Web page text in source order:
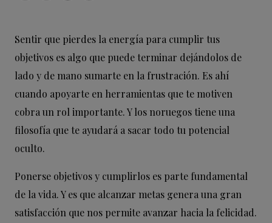
Sentir que pierdes la energía para cumplir tus
objetivos es algo que puede terminar dejándolos de
lado y de mano sumarte en la frustración. Es ahí
cuando apoyarte en herramientas que te motiven
cobra un rol importante. Y los noruegos tiene una
filosofía que te ayudará a sacar todo tu potencial
oculto.
Ponerse objetivos y cumplirlos es parte fundamental
de la vida. Y es que alcanzar metas genera una gran
satisfacción que nos permite avanzar hacia la felicidad.